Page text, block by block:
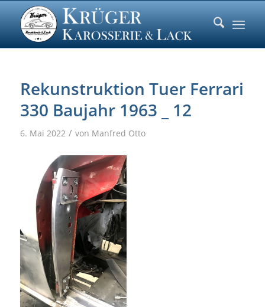
Rekunstruktion Tuer Ferrari
330 Baujahr 1963 _ 12
6. Mai 2022 / von Manfred Otto